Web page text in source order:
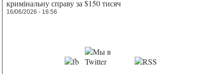
кримінальну справу за $150 тисяч
16/06/2026 - 16:56